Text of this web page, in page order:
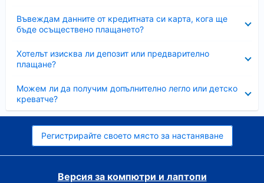
Въвеждам данните от кредитната си карта, кога ще
бъде осъществено плащането?
Хотелът изисква ли депозит или предварително
плащане?
Можем ли да получим допълнително легло или детско
креватче?
Регистрирайте своето място за настаняване
Версия за компютри и лаптопи